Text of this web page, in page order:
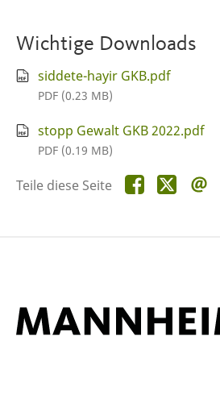
Wichtige Downloads
siddete-hayir GKB.pdf
PDF (0.23 MB)
stopp Gewalt GKB 2022.pdf
PDF (0.19 MB)
Teile diese Seite Teile
diese
Teile
diese